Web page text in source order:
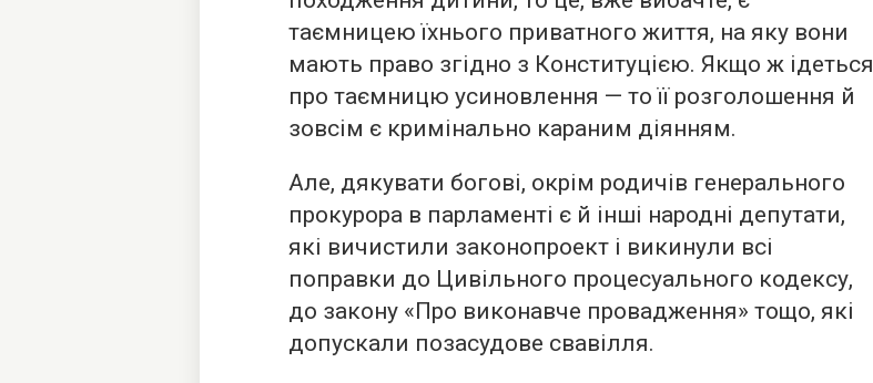
таємницею їхнього приватного життя, на яку вони
мають право згідно з Конституцією. Якщо ж ідеться
про таємницю усиновлення — то її розголошення й
зовсім є кримінально караним діянням.
Але, дякувати богові, окрім родичів генерального
прокурора в парламенті є й інші народні депутати,
які вичистили законопроект і викинули всі
поправки до Цивільного процесуального кодексу,
до закону «Про виконавче провадження» тощо, які
допускали позасудове свавілля.